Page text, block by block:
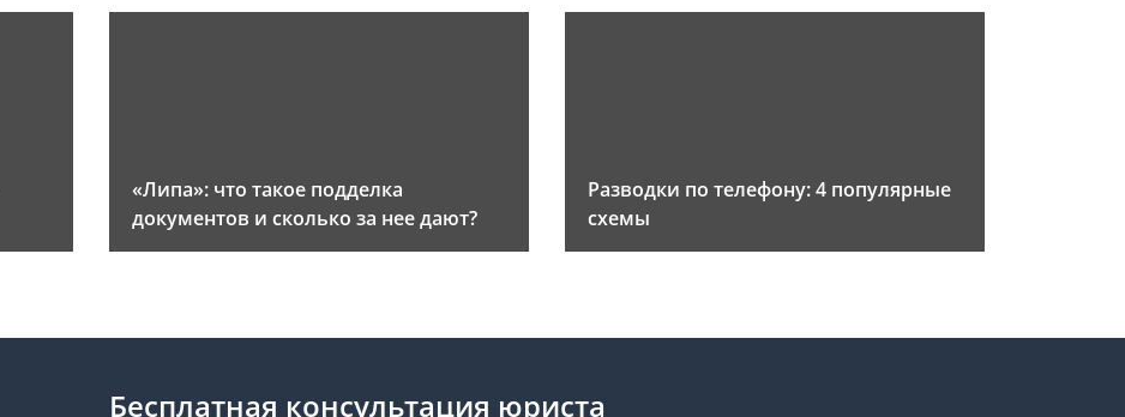
«Липа»: что такое подделка
документов и сколько за нее дают?
Разводки по телефону: 4 популярные
схемы
Бесплатная консультация юриста